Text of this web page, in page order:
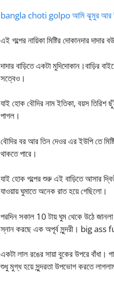
bangla choti golpo আমি ঝুমুর আর
এই গল্পের নায়িকা মিষ্টির দোকানদার
দাদার বাড়িতে একটা মুদিদোকান।বাড়ির
সত্বেও।
যাই হোক বৌদির নাম ইতিকা, বয়স তিরিশ
পাগল।
বৌদির বর আর তিন দেওর এর ইউপি তে
থাকতে পারে।
যাই হোক গল্পের শুরু এই বাড়িতে আসার
যাওয়ায় ঘুমাতে অনেক রাত হয়ে গেছিলো।
পরদিন সকাল 10 টায় ঘুম থেকে উঠে
স্নান করছে এক অপূর্ব সুন্দরী। big ass
একটা লাল রঙের সায়া বুকের উপরে
শুধু মুগ্ধ হয়ে সুন্দরতা উপভোগ করতে